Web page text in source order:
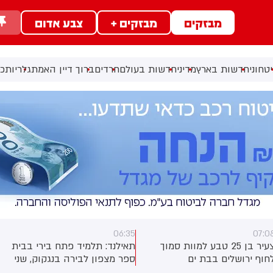
מבזקים מבזקים + צבע אדום
חדשות בארץמדיניחדשות בעולםחרדיםברוך דיין האמתגלריות
צעיר בן 25 טבע למוות סמוך
ירושלים בבת ים
06:35
תאילנד: תלמיד פתח בירי בבית
ספר מצפון לבירה בנגקוק, שני